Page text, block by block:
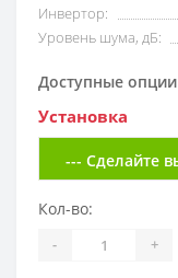
Инвертор:
Уровень шума, дБ:
Доступные опции
Установка
Кол-во:
- +